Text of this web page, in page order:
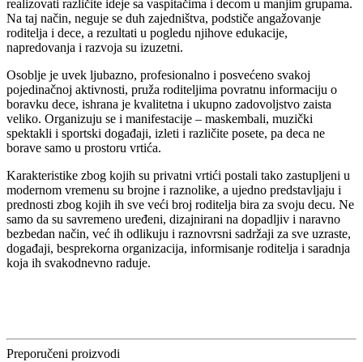
realizovati različite ideje sa vaspitačima i decom u manjim grupama.
Na taj način, neguje se duh zajedništva, podstiče angažovanje
roditelja i dece, a rezultati u pogledu njihove edukacije,
napredovanja i razvoja su izuzetni.
Osoblje je uvek ljubazno, profesionalno i posvećeno svakoj
pojedinačnoj aktivnosti, pruža roditeljima povratnu informaciju o
boravku dece, ishrana je kvalitetna i ukupno zadovoljstvo zaista
veliko. Organizuju se i manifestacije – maskembali, muzički
spektakli i sportski događaji, izleti i različite posete, pa deca ne
borave samo u prostoru vrtića.
Karakteristike zbog kojih su privatni vrtići postali tako zastupljeni u
modernom vremenu su brojne i raznolike, a ujedno predstavljaju i
prednosti zbog kojih ih sve veći broj roditelja bira za svoju decu. Ne
samo da su savremeno uređeni, dizajnirani na dopadljiv i naravno
bezbedan način, već ih odlikuju i raznovrsni sadržaji za sve uzraste,
događaji, besprekorna organizacija, informisanje roditelja i saradnja
koja ih svakodnevno raduje.
Preporučeni proizvodi